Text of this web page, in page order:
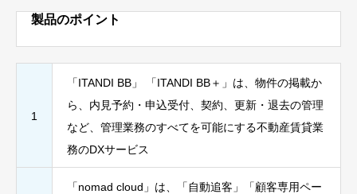
製品のポイント
1
「ITANDI BB」 「ITANDI BB＋」は、物件の掲載か
ら、内見予約・申込受付、契約、更新・退去の管理
など、管理業務のすべてを可能にする不動産賃貸業
務のDXサービス
「nomad cloud」は、「自動追客」「顧客専用ペー